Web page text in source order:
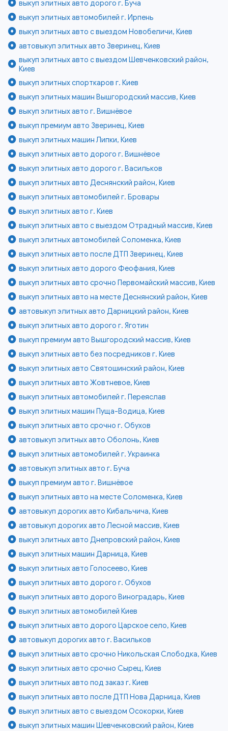
выкуп элитных авто дорого г. Буча
выкуп элитных автомобилей г. Ирпень
выкуп элитных авто с выездом Новобеличи, Киев
автовыкуп элитных авто Зверинец, Киев
выкуп элитных авто с выездом Шевченковский район,
Киев
выкуп элитных спорткаров г. Киев
выкуп элитных машин Вышгородский массив, Киев
выкуп элитных авто г. Вишнёвое
выкуп премиум авто Зверинец, Киев
выкуп элитных машин Липки, Киев
выкуп элитных авто дорого г. Вишнёвое
выкуп элитных авто дорого г. Васильков
выкуп элитных авто Деснянский район, Киев
выкуп элитных автомобилей г. Бровары
выкуп элитных авто г. Киев
выкуп элитных авто с выездом Отрадный массив, Киев
выкуп элитных автомобилей Соломенка, Киев
выкуп элитных авто после ДТП Зверинец, Киев
выкуп элитных авто дорого Феофания, Киев
выкуп элитных авто срочно Первомайский массив, Киев
выкуп элитных авто на месте Деснянский район, Киев
автовыкуп элитных авто Дарницкий район, Киев
выкуп элитных авто дорого г. Яготин
выкуп премиум авто Вышгородский массив, Киев
выкуп элитных авто без посредников г. Киев
выкуп элитных авто Святошинский район, Киев
выкуп элитных авто Жовтневое, Киев
выкуп элитных автомобилей г. Переяслав
выкуп элитных машин Пуща-Водица, Киев
выкуп элитных авто срочно г. Обухов
автовыкуп элитных авто Оболонь, Киев
выкуп элитных автомобилей г. Украинка
автовыкуп элитных авто г. Буча
выкуп премиум авто г. Вишнёвое
выкуп элитных авто на месте Соломенка, Киев
автовыкуп дорогих авто Кибальчича, Киев
автовыкуп дорогих авто Лесной массив, Киев
выкуп элитных авто Днепровский район, Киев
выкуп элитных машин Дарница, Киев
выкуп элитных авто Голосеево, Киев
выкуп элитных авто дорого г. Обухов
выкуп элитных авто дорого Виноградарь, Киев
выкуп элитных автомобилей Киев
выкуп элитных авто дорого Царское село, Киев
автовыкуп дорогих авто г. Васильков
выкуп элитных авто срочно Никольская Слободка, Киев
выкуп элитных авто срочно Сырец, Киев
выкуп элитных авто под заказ г. Киев
выкуп элитных авто после ДТП Нова Дарница, Киев
выкуп элитных авто с выездом Осокорки, Киев
выкуп элитных машин Шевченковский район, Киев